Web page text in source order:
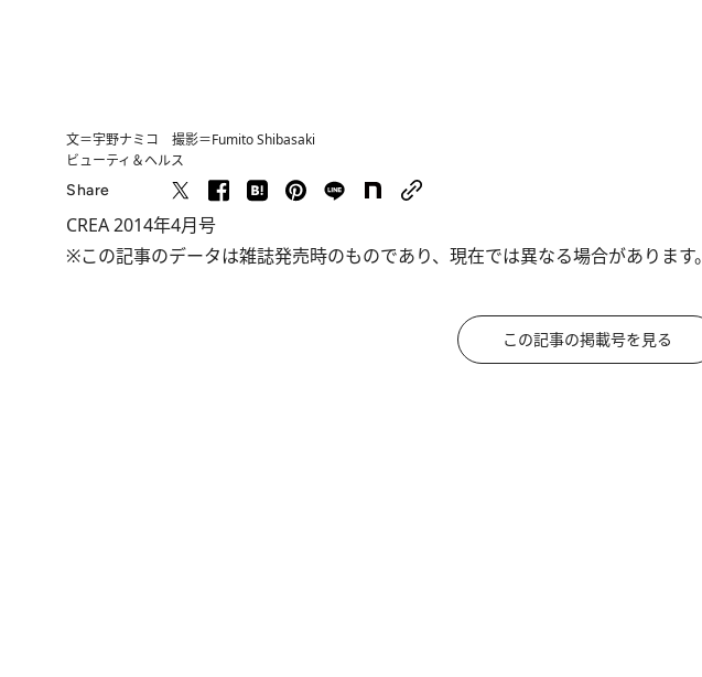
文＝宇野ナミコ 撮影＝Fumito Shibasaki
ビューティ＆ヘルス
Share
CREA 2014年4月号
※この記事のデータは雑誌発売時のものであり、現在では異なる場合があります。
この記事の掲載号を見る